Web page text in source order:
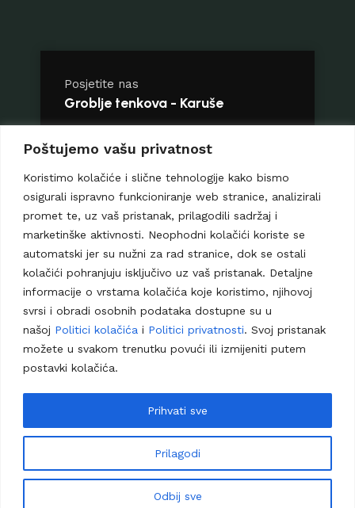
Poštujemo vašu privatnost
Koristimo kolačiće i slične tehnologije kako bismo
osigurali ispravno funkcioniranje web stranice, analizirali
promet te, uz vaš pristanak, prilagodili sadržaj i
marketinške aktivnosti. Neophodni kolačići koriste se
automatski jer su nužni za rad stranice, dok se ostali
kolačići pohranjuju isključivo uz vaš pristanak. Detaljne
informacije o vrstama kolačića koje koristimo, njihovoj
svrsi i obradi osobnih podataka dostupne su u
našoj Politici kolačića i Politici privatnosti. Svoj pristanak
možete u svakom trenutku povući ili izmijeniti putem
postavki kolačića.
Prilagodi
Odbij sve
Prihvati sve
Posjetite nas
Groblje tenkova - Karuše
E-mail: info@grobljetenkova.ba
Adresa: Karuše bb, Matuzići 74203, BiH
Navigacija